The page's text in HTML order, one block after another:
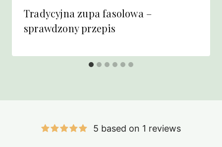
Tradycyjna zupa fasolowa –
sprawdzony przepis
5 based on 1 reviews